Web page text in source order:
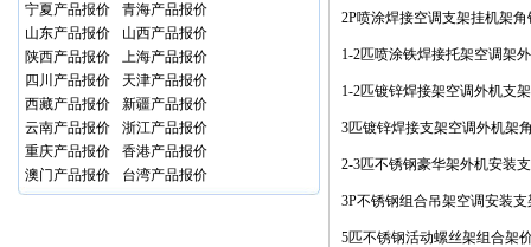
2P喷涂焊接空调支架挂机架
架子价格
1-2匹喷涂铁焊接托架空调架
1-2匹镀锌焊接架空调外机支
3匹镀锌焊接支架空调外机架
2-3匹不锈钢豪华架外机安装
格
3P不锈钢组合吊架空调安装
5匹不锈钢活动螺丝架组合架
宁夏产品报价
青海产品报价
山东产品报价
山西产品报价
陕西产品报价
上海产品报价
四川产品报价
天津产品报价
西藏产品报价
新疆产品报价
云南产品报价
浙江产品报价
重庆产品报价
香港产品报价
澳门产品报价
台湾产品报价